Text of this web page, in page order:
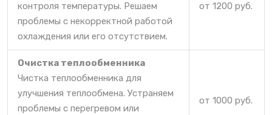
контроля температуры. Решаем
проблемы с некорректной работой
охлаждения или его отсутствием.
от 1200 руб.
Очистка теплообменника
Чистка теплообменника для
улучшения теплообмена. Устраняем
проблемы с перегревом или
от 1000 руб.